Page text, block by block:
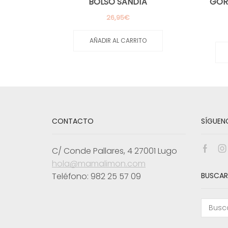
26,95€
AÑADIR AL CARRITO
CONTACTO
C/ Conde Pallares, 4 27001 Lugo
hola@mamalimon.com
Teléfono: 982 25 57 09
BUSCAR